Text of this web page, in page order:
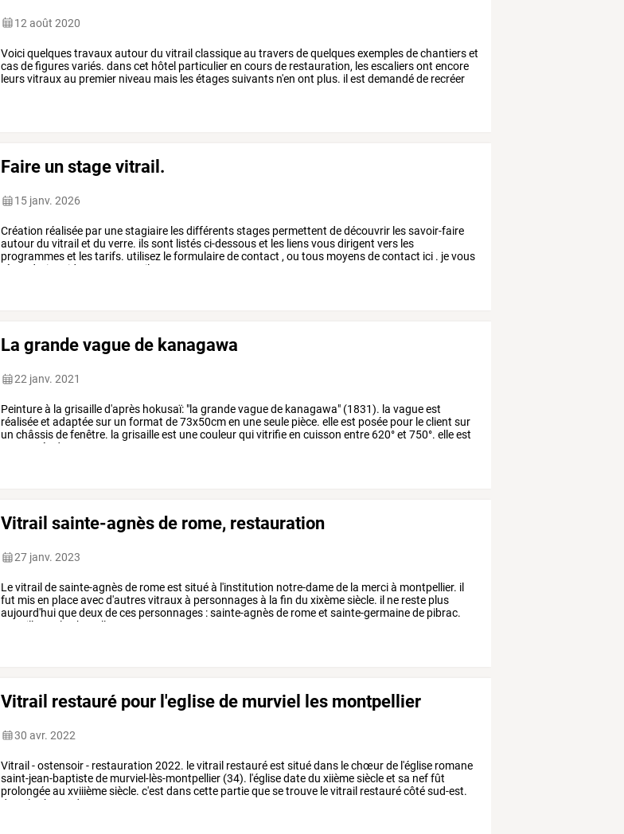
12 août 2020
Voiciquelquestravauxautourdu vitrail classiqueau traversdequelquesexemplesdechantierset
casdefiguresvariés. danscet hôtel particulieren coursde restauration, lesescaliersont encore
leursvitrauxau premier niveau mais lesétagessuivants n'en ont plus. il est demandéde recréer
Faire un stage vitrail.
15 janv. 2026
Création réalisée par unestagiaire lesdifférentsstages permettent dedécouvrir lessavoir-faire
autourdu vitrail et du verre. ilssont listésci-dessouset les liensvousdirigent vers les
programmeset lestarifs. utilisez leformulairedecontact ,ou tous moyensdecontact ici . jevous
répondrai rapidement mail
La grande vague de kanagawa
22 janv. 2021
Peintureà la grisailled'après hokusaï: "la grandevaguede kanagawa" (1831). la vagueest
réaliséeet adaptéesur un format de73x50cmen uneseule pièce. elleest posée pour leclient sur
un châssisdefenêtre. la grisailleest unecouleurquivitrifieen cuisson entre 620°et 750°. elleest
composée
de
Vitrail sainte-agnès de rome, restauration
27 janv. 2023
Levitrail desainte-agnèsde romeest situéà l'institution notre-damede la mercià montpellier. il
fut misen placeavecd'autresvitrauxà personnagesà la fin du xixèmesiècle. il ne reste plus
aujourd'huiquedeuxdeces personnages :sainte-agnèsde romeet sainte-germainede pibrac.
ailleurs, la chapelle
Vitrail restauré pour l'eglise de murviel les montpellier
30 avr. 2022
Vitrail -ostensoir- restauration 2022. levitrail restauréest situédans lechœurde l'église romane
saint-jean-baptistede murviel-lès-montpellier (34). l'églisedatedu xiièmesiècleet sa neffût
prolongéeau xviiièmesiècle. c'est danscette partiequesetrouve levitrail restaurécôtésud-est.
dans
le chœur de